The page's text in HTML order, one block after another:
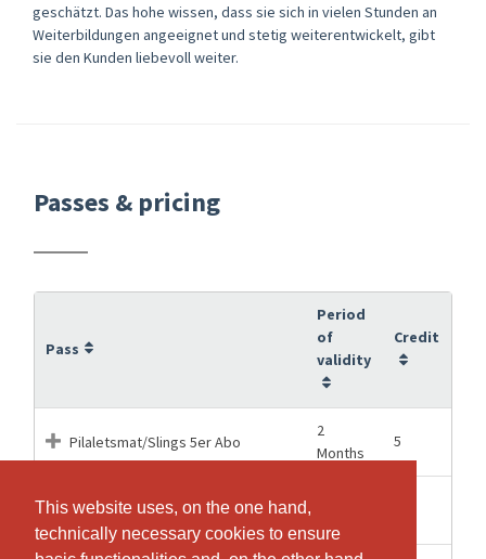
This website uses, on the one hand,
technically necessary cookies to ensure
This website uses, on the one hand,
technically necessary cookies to ensure
geschätzt. Das hohe wissen, dass sie sich in vielen Stunden an
Weiterbildungen angeeignet und stetig weiterentwickelt, gibt
sie den Kunden liebevoll weiter.
Passes & pricing
Pass
Period
of
validity
Credit
Pilaletsmat/Slings 5er Abo
2
Months
5
Pilatesmat/Slings 10er Abo